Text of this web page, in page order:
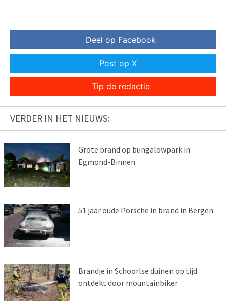
Deel op Facebook
Post op X
Tip de redactie
VERDER IN HET NIEUWS:
Grote brand op bungalowpark in
Egmond-Binnen
51 jaar oude Porsche in brand in Bergen
Brandje in Schoorlse duinen op tijd
ontdekt door mountainbiker